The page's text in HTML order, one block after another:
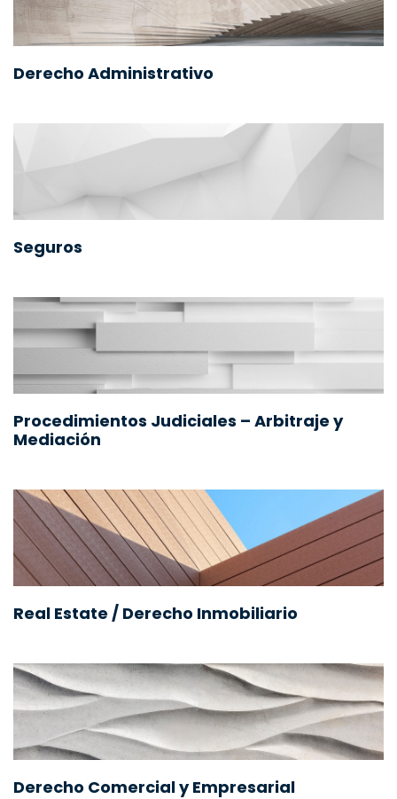
Derecho Administrativo
Seguros
Procedimientos Judiciales – Arbitraje y
Mediación
Real Estate / Derecho Inmobiliario
Derecho Comercial y Empresarial